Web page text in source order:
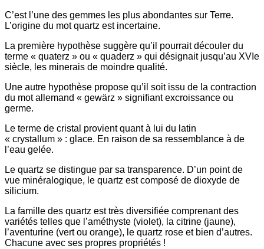
C’est l’une des gemmes les plus abondantes sur Terre.
L’origine du mot quartz est incertaine.
La première hypothèse suggère qu’il pourrait découler du
terme « quaterz » ou « quaderz » qui désignait jusqu’au XVIe
siècle, les minerais de moindre qualité.
Une autre hypothèse propose qu’il soit issu de la contraction
du mot allemand « gewärz » signifiant excroissance ou
germe.
Le terme de cristal provient quant à lui du latin
« crystallum » : glace. En raison de sa ressemblance à de
l’eau gelée.
Le quartz se distingue par sa transparence. D’un point de
vue minéralogique, le quartz est composé de dioxyde de
silicium.
La famille des quartz est très diversifiée comprenant des
variétés telles que l’améthyste (violet), la citrine (jaune),
l’aventurine (vert ou orange), le quartz rose et bien d’autres.
Chacune avec ses propres propriétés !